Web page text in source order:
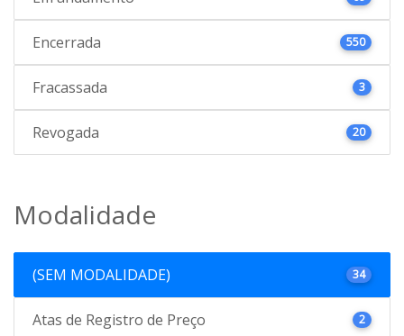
Encerrada 550
Fracassada 3
Revogada 20
Modalidade
(SEM MODALIDADE) 34
Atas de Registro de Preço 2